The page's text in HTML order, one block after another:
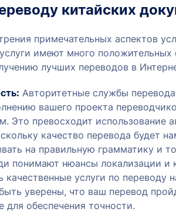
китайских
примечательных аспектов
имеют много положительных
лучших переводов в
Авторитетные службы
вашего проекта
Это превосходит использование
качество перевода будет
на правильную грамматику и
понимают нюансы локализации и
качественные услуги по переводу
уверены, что ваш перевод
для обеспечения точности.